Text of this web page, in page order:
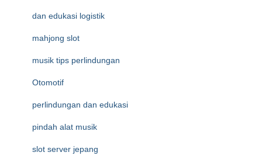
dan edukasi logistik
mahjong slot
musik tips perlindungan
Otomotif
perlindungan dan edukasi
pindah alat musik
slot server jepang